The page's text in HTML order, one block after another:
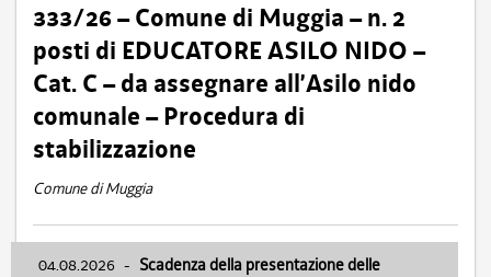
333/26 – Comune di Muggia – n. 2
posti di EDUCATORE ASILO NIDO –
Cat. C – da assegnare all’Asilo nido
comunale – Procedura di
stabilizzazione
Comune di Muggia
04.08.2026 - Scadenza della presentazione delle